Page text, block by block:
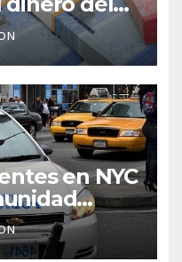
Salud
en NYC